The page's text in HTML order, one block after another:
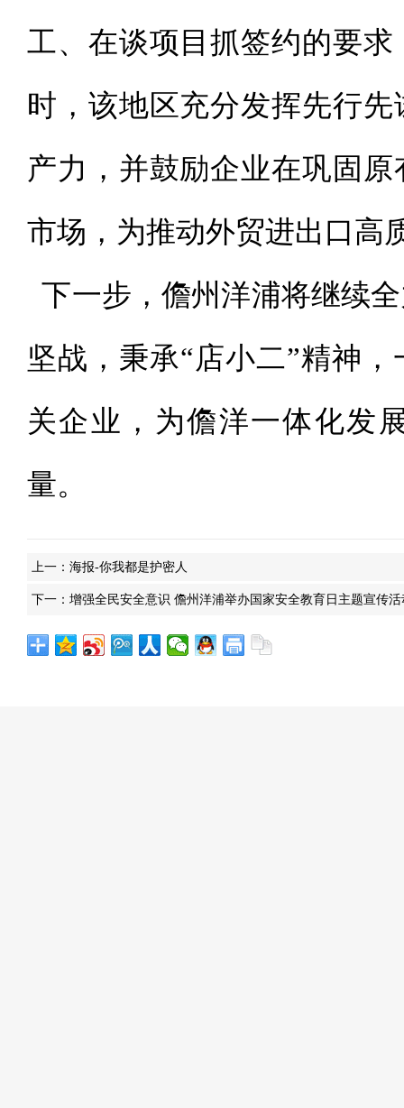
工、在谈项目抓签约的要
时，该地区充分发挥先行
产力，并鼓励企业在巩固
市场，为推动外贸进出口高
下一步，儋州洋浦将继续
坚战，秉承“店小二”精神
关企业，为儋洋一体化发
量。
上一： 海报-你我都是护密人
下一： 增强全民安全意识 儋州洋浦举办国家安全教育日主题宣传活